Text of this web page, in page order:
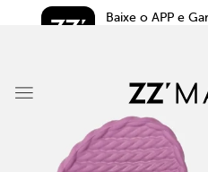
Baixe o APP e